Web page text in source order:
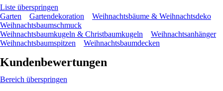
Liste überspringen
Garten
Gartendekoration
Weihnachtsbäume & Weihnachtsdeko
Weihnachtsbaumschmuck
Weihnachtsbaumkugeln & Christbaumkugeln
Weihnachtsanhänger
Weihnachtsbaumspitzen
Weihnachtsbaumdecken
Kundenbewertungen
Bereich überspringen